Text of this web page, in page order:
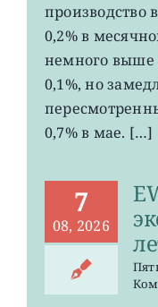
производство
0,2% в
немного
0,1%, но
0,7% в мае. […]
7
08, 2026